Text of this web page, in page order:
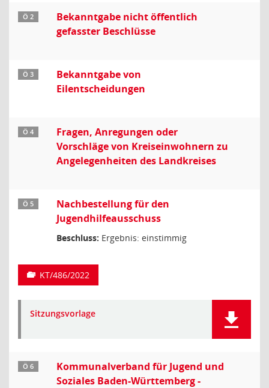
Ö 2
Bekanntgabe nicht öffentlich
gefasster Beschlüsse
Ö 3
Bekanntgabe von
Eilentscheidungen
Ö 4
Fragen, Anregungen oder
Vorschläge von Kreiseinwohnern zu
Angelegenheiten des Landkreises
Ö 5
Nachbestellung für den
Jugendhilfeausschuss
Beschluss: Ergebnis: einstimmig
KT/486/2022
Sitzungsvorlage
Ö 6
Kommunalverband für Jugend und
Soziales Baden-Württemberg -